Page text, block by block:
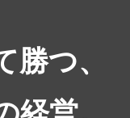
つ、